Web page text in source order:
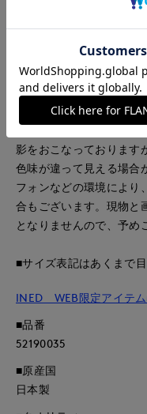
■サンプル撮影商品
画像の商品はサンプル
材、デザイン等の仕様が
影をおこなっております
色味が違って見える場合
フォンなどの環境により
合もございます。現物と
となりませんので、予め
■サイズ表記はあくまで目
INED WEB限定アイテム
■品番
52190035
■原産国
日本製